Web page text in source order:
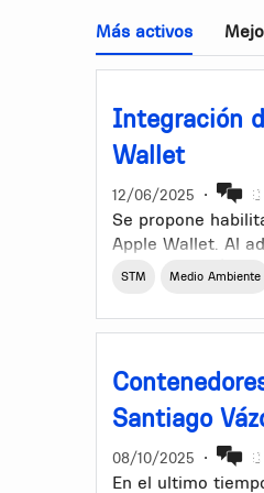
Más activos
Integración
Wallet
12/06/2025 •
Se propone
Apple Wallet. Al
token digital (vía
El formato físico
NFC podrán
inclusión.
Idea central
STM Medio Ambiente
Santiago
08/10/2025 •
En el ultimo